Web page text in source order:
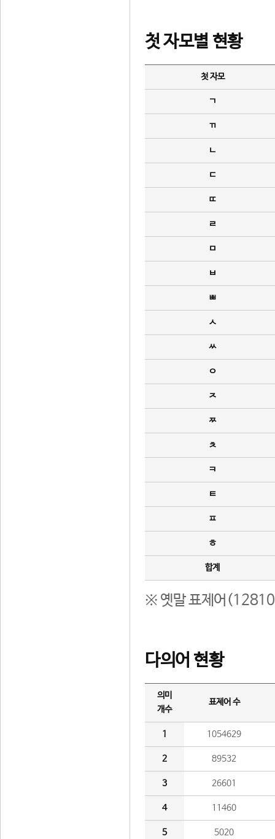
첫 자모별 현황
첫 자모
ㄱ
ㄲ
ㄴ
ㄷ
ㄸ
ㄹ
ㅁ
ㅂ
ㅃ
ㅅ
ㅆ
ㅇ
ㅈ
ㅉ
ㅊ
ㅋ
ㅌ
ㅍ
ㅎ
합계
※ 옛말 표제어(12810
다의어 현황
의미
개수
표제어 수
1 1054629
2 89532
3 26601
4 11460
5 5020